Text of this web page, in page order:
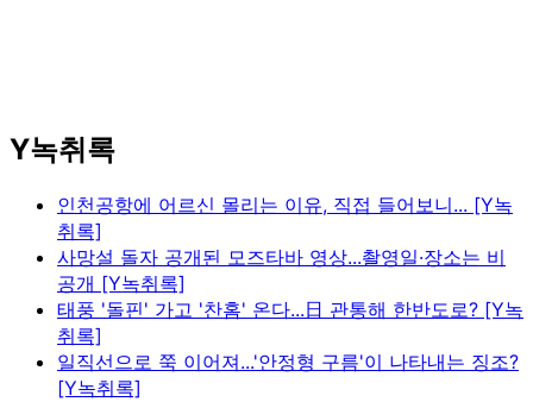
Y녹취록
인천공항에 어르신 몰리는 이유, 직접 들어보니... [Y녹
취록]
사망설 돌자 공개된 모즈타바 영상...촬영일·장소는 비
공개 [Y녹취록]
태풍 '돌핀' 가고 '찬홈' 온다...日 관통해 한반도로? [Y녹
취록]
일직선으로 쭉 이어져...'안정형 구름'이 나타내는 징조?
[Y녹취록]